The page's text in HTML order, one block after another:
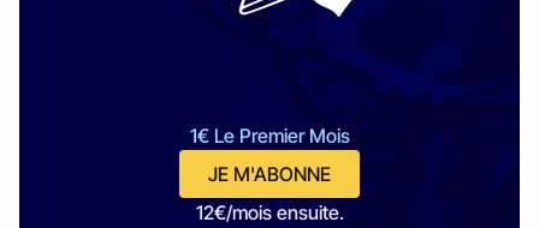
1€ Le Premier Mois
JE M'ABONNE
12€/mois ensuite.